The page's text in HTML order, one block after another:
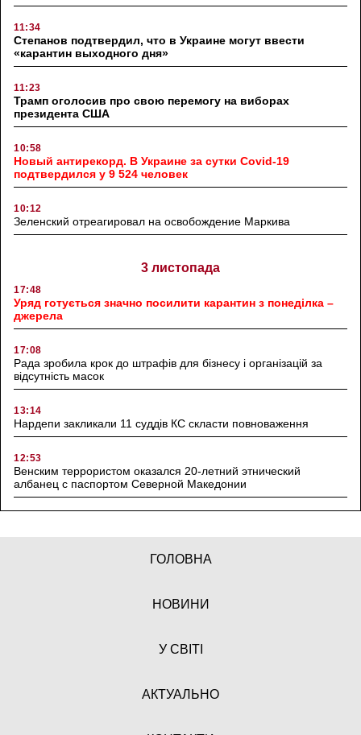
11:34
Степанов подтвердил, что в Украине могут ввести
«карантин выходного дня»
11:23
Трамп оголосив про свою перемогу на виборах
президента США
10:58
Новый антирекорд. В Украине за сутки Covid-19
подтвердился у 9 524 человек
10:12
Зеленский отреагировал на освобождение Маркива
3 листопада
17:48
Уряд готується значно посилити карантин з понеділка –
джерела
17:08
Рада зробила крок до штрафів для бізнесу і організацій за
відсутність масок
13:14
Нардепи закликали 11 суддів КС скласти повноваження
12:53
Венским террористом оказался 20-летний этнический
албанец с паспортом Северной Македонии
ГОЛОВНА
НОВИНИ
У СВІТІ
АКТУАЛЬНО